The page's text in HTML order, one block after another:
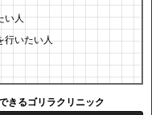
い人
行いたい人
きるゴリラクリニック